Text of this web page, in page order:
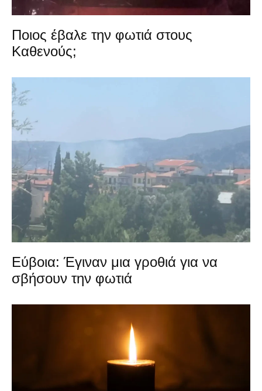
Ποιος έβαλε την φωτιά στους
Καθενούς;
Εύβοια: Έγιναν μια γροθιά για να
σβήσουν την φωτιά